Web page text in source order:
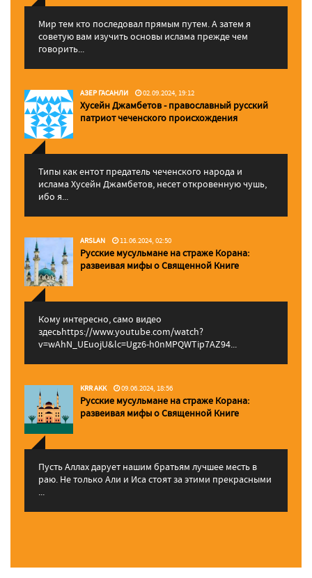
Мир тем кто последовал прямым путем. А затем я
советую вам изучить основы ислама прежде чем
говорить...
АЗЕР ГАСАНЛИ 02.09.2024, 19:12
Хусейн Джамбетов - православный русский
патриот чеченского происхождения
Типы как ентот предатель чеченского народа и
ислама Хусейн Джамбетов, несет откровенную чушь,
ибо я...
ARSLAN 11.06.2024, 02:50
Русские мусульмане на страже Корана:
pазвеивая мифы о Священной Книге
Кому интересно, само видео
здесьhttps://www.youtube.com/watch?
v=wAhN_UEuojU&lc=Ugz6-h0nMPQWTip7AZ94...
KRR AKK 09.06.2024, 18:56
Русские мусульмане на страже Корана:
pазвеивая мифы о Священной Книге
Пусть Аллах дарует нашим братьям лучшее месть в
раю. Не только Али и Иса стоят за этими прекрасными
...